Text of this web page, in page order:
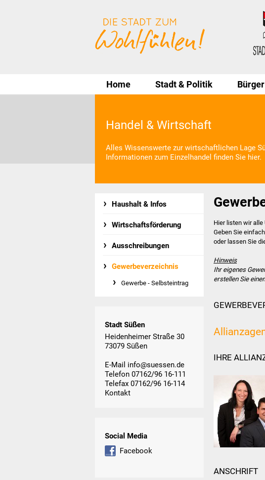
Home Stadt & Politik
Handel & Wirtschaft
Alles Wissenswerte zur wirtschaftlichen Lage
Informationen zum Einzelhandel finden Sie hier.
Haushalt & Infos
Wirtschaftsförderung
Ausschreibungen
Gewerbeverzeichnis
Gewerbe - Selbsteintrag
Stadt Süßen
Heidenheimer Straße 30
73079 Süßen
E-Mail info@suessen.de
Telefon 07162/96 16-111
Telefax 07162/96 16-114
Kontakt
Social Media
Facebook
Hier listen wir alle
Geben Sie
oder lassen Sie
Hinweis
Ihr eigenes
erstellen Sie
IHRE
ANSCHRIFT